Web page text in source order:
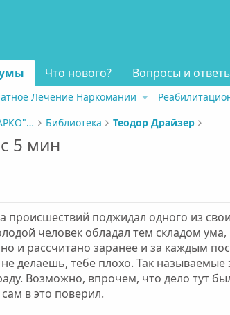
Что нового? Вопросы и
Лечение Наркомании
РЕАБИЛИТАЦИОННЫЙ ЦЕНТР "НОНАРКО" СПБ Библиотека Теодор Драйзер
5 мин
происшествий поджидал одного из
человек обладал тем складом
и рассчитано заранее и за каждым
делаешь, тебе плохо. Так
Возможно, впрочем, что дело тут
в это поверил.